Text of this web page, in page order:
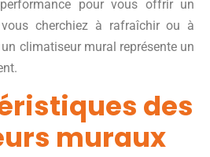
pour vous offrir un
cherchiez à rafraîchir ou à
climatiseur mural représente un
des
muraux